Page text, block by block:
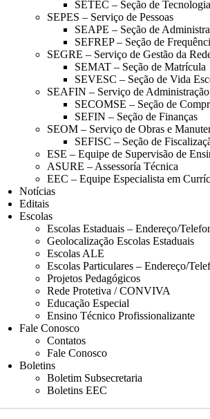
SETEC – Seção de Tecnologia
SEPES – Serviço de Pessoas
SEAPE – Seção de
SEFREP – Seção de
SEGRE – Serviço de Gestão da
SEMAT – Seção de Matrícula
SEVESC – Seção de Vida
SEAFIN – Serviço de Administração
SECOMSE – Seção de
SEFIN – Seção de Finanças
SEOM – Serviço de Obras e
SEFISC – Seção de
ESE – Equipe de Supervisão de
ASURE – Assessoría Técnica
EEC – Equipe Especialista em
Notícias
Editais
Escolas
Escolas Estaduais – Endereço/
Geolocalização Escolas Estaduais
Escolas ALE
Escolas Particulares – Endereço/
Projetos Pedagógicos
Rede Protetiva / CONVIVA
Educação Especial
Ensino Técnico Profissionalizante
Fale Conosco
Contatos
Fale Conosco
Boletins
Boletim Subsecretaria
Boletins EEC